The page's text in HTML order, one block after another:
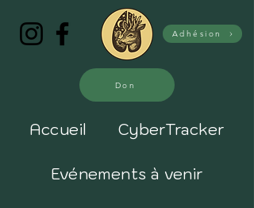
Adhésion
Don
Accueil CyberTracker
Evénements à venir